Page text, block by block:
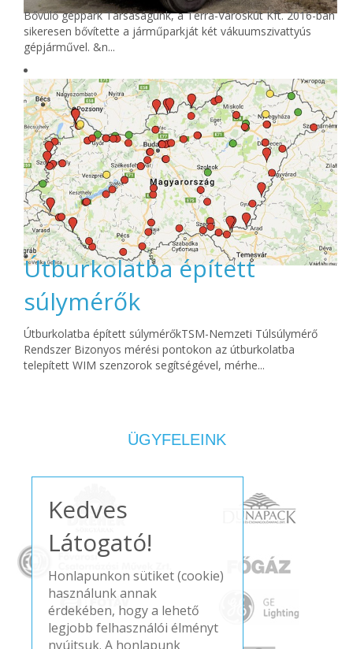
Bővülő géppark Társaságunk, a Terra-Városkút Kft. 2016-ban
sikeresen bővítette a járműparkját két vákuumszivattyús
gépjárművel. &n...
Útburkolatba épített
súlymérők
Útburkolatba épített súlymérőkTSM-Nemzeti Túlsúlymérő
Rendszer Bizonyos mérési pontokon az útburkolatba
telepített WIM szenzorok segítségével, mérhe...
ÜGYFELEINK
Kedves
Látogató!
Honlapunkon sütiket (cookie)
használunk annak
érdekében, hogy a lehető
legjobb felhasználói élményt
nyújtsuk. A honlapunk